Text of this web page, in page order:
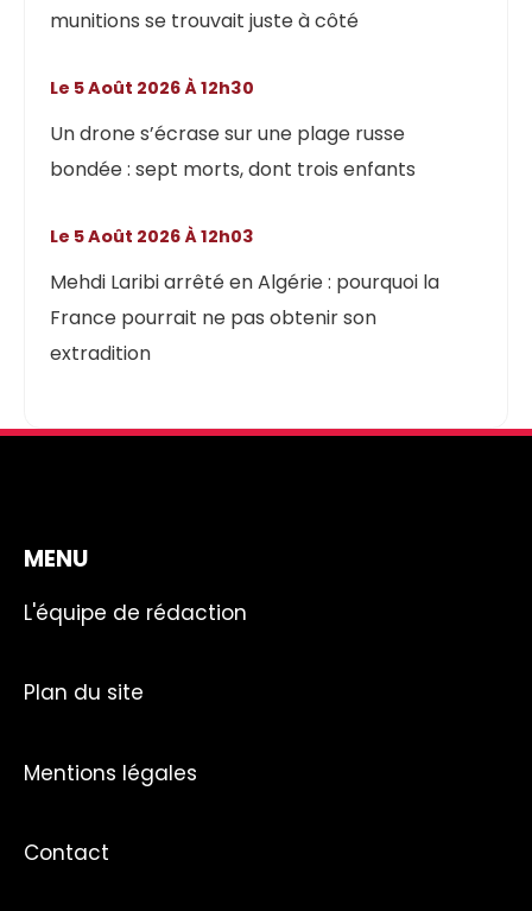
munitions se trouvait juste à côté
Un drone s’écrase sur une plage russe
bondée : sept morts, dont trois enfants
Le 5 Août 2026 À 12h30
Mehdi Laribi arrêté en Algérie : pourquoi la
France pourrait ne pas obtenir son
extradition
Le 5 Août 2026 À 12h03
MENU
L'équipe de rédaction
Plan du site
Mentions légales
Contact